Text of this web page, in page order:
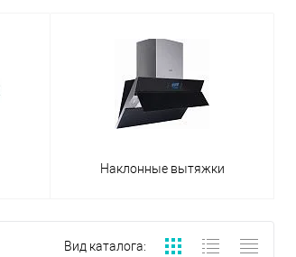
Наклонные вытяжки
Вид каталога: